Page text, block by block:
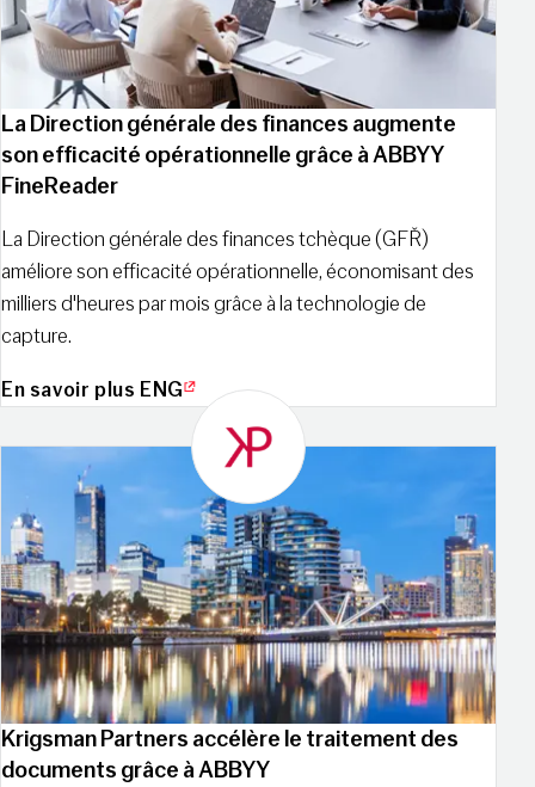
La Direction générale des finances augmente
son efficacité opérationnelle grâce à ABBYY
FineReader
La Direction générale des finances tchèque (GFŘ)
améliore son efficacité opérationnelle, économisant des
milliers d'heures par mois grâce à la technologie de
capture.
En savoir plus ENG
Krigsman Partners accélère le traitement des
documents grâce à ABBYY